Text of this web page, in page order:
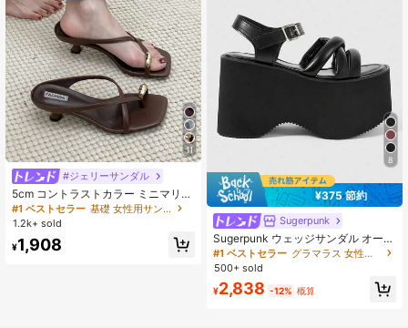
11
#ジェリーサンダル
5cm コントラストカラー ミニマリス
ト ウェッジ フリップフロップ レデ
ィース、2025年夏 オープントゥ ハ
#1 ベストセラー
基礎 女性用サンダル
1.2k+ sold
¥1,908
8
¥375 節約
Sugerpunk
Sugerpunk ウェッジサンダル オープ
ントゥ カジュアル スタイリッシュ
パンク ゴシック ダークカラー クロ
スストラップ メタル エラスティック
アンクルバックル クロージャー、ナ
イトクラブ、パーティー、休暇、通
#1 ベストセラー
グラマラス 女性用プラットフォーム&ウェッジサンダル
500+ sold
¥2,838 -12% 概算